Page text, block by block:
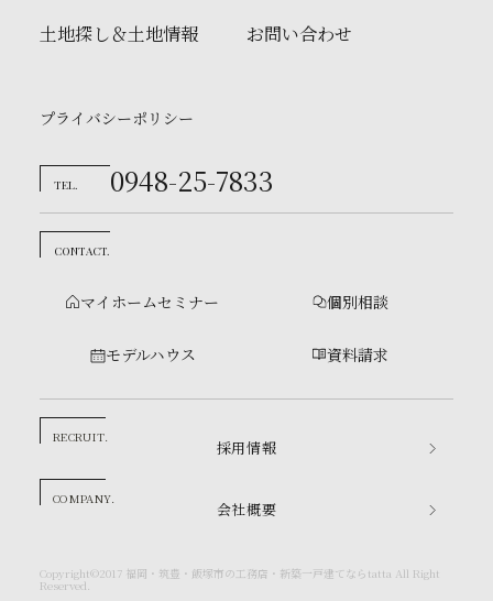
土地探し＆土地情報 お問い合わせ
プライバシーポリシー
TEL. 0948-25-7833
CONTACT.
マイホームセミナー 個別相談
モデルハウス 資料請求
RECRUIT.
採用情報
COMPANY.
会社概要
Copyright©2017 福岡・筑豊・飯塚市の工務店・新築一戸建てならtatta All Right
Reserved.